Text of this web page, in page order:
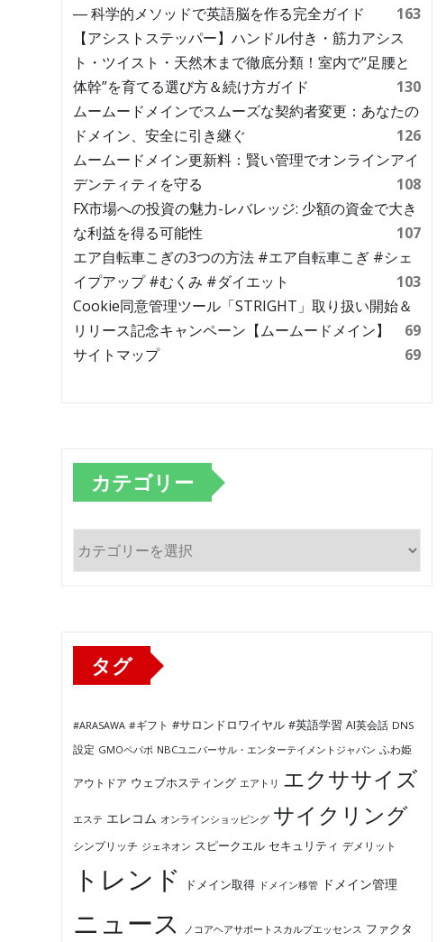
― 科学的メソッドで英語脳を作る完全ガイド
163
【アシストステッパー】ハンドル付き・筋力アシス
ト・ツイスト・天然木まで徹底分類！室内で“足腰と
体幹”を育てる選び方＆続け方ガイド
130
ムームードメインでスムーズな契約者変更：あなたの
ドメイン、安全に引き継ぐ
126
ムームードメイン更新料：賢い管理でオンラインアイ
デンティティを守る
108
FX市場への投資の魅力-レバレッジ: 少額の資金で大き
な利益を得る可能性
107
エア自転車こぎの3つの方法 #エア自転車こぎ #シェ
イプアップ #むくみ #ダイエット
103
Cookie同意管理ツール「STRIGHT」取り扱い開始＆
リリース記念キャンペーン【ムームードメイン】
69
サイトマップ
69
カテゴリー
テ
タグ
#ARASAWA #ギフト #サロンドロワイヤル #英語学習 AI英会話 DNS
設定 GMOペパボ NBCユニバーサル・エンターテイメントジャパン ふわ姫
アウトドア ウェブホスティング エアトリ エクササイズ
エステ エレコム オンラインショッピング サイクリング
シンプリッチ ジェネオン スピークエル セキュリティ デメリット
トレンド ドメイン取得 ドメイン移管 ドメイン管理
ニュース ノコアヘアサポートスカルプエッセンス ファクタ